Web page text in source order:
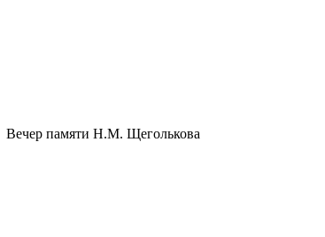
Вечер памяти Н.М. Щеголькова